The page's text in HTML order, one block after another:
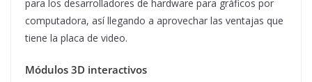
para los desarrolladores de hardware para gráficos por
computadora, así llegando a aprovechar las ventajas que
tiene la placa de video.
Módulos 3D interactivos